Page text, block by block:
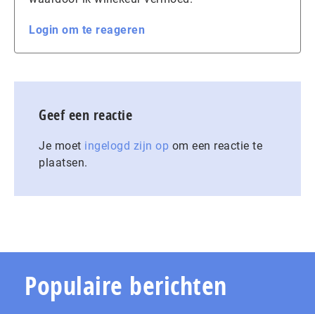
Login om te reageren
Geef een reactie
Je moet ingelogd zijn op om een reactie te
plaatsen.
Populaire berichten